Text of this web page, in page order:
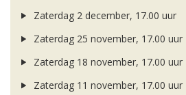
Zaterdag 2 december, 17.00 uur
Zaterdag 25 november, 17.00 uur
Zaterdag 18 november, 17.00 uur
Zaterdag 11 november, 17.00 uur